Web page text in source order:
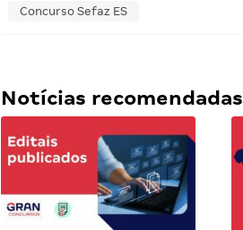
Concurso Sefaz ES
Notícias recomendadas